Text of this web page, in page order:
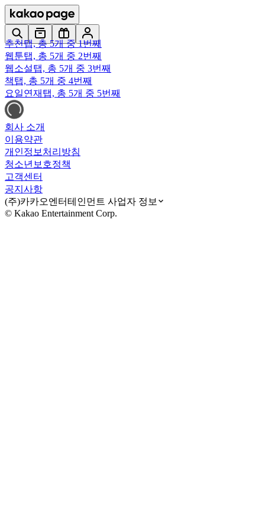
추천탭,총 5개 중 1번째
웹툰탭, 총 5개 중 2번째
웹소설탭, 총 5개 중 3번째
책탭, 총 5개 중 4번째
요일연재 탭, 총 5개 중 5번째
회사 소개
이용약관
개인정보처리방침
청소년보호정책
고객센터
공지사항
(주)카카오엔터테인먼트 사업자 정보
© Kakao Entertainment Corp.